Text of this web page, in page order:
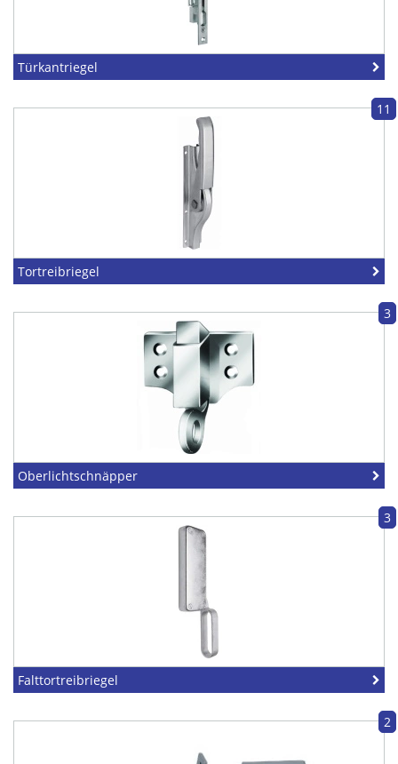
Türkantriegel
11
Tortreibriegel
3
Oberlichtschnäpper
3
Falttortreibriegel
2